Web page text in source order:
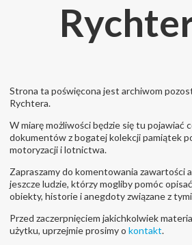
Strona ta poświęcona jest archiwom
Rychtera.
W miarę możliwości będzie się tu pojawiać
dokumentów z bogatej kolekcji pamiątek
motoryzacji i lotnictwa.
Zapraszamy do komentowania zawartości
jeszcze ludzie, którzy mogliby pomóc
obiekty, historie i anegdoty związane z
Przed zaczerpnięciem jakichkolwiek
użytku, uprzejmie prosimy o kontakt.